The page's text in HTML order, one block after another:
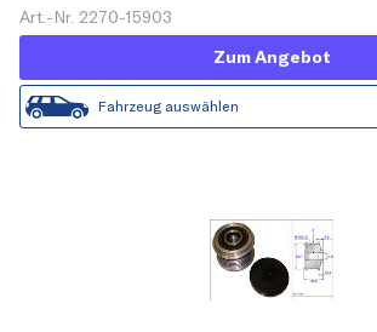
Art.-Nr. 2270-15903
Zum Angebot
Fahrzeug auswählen